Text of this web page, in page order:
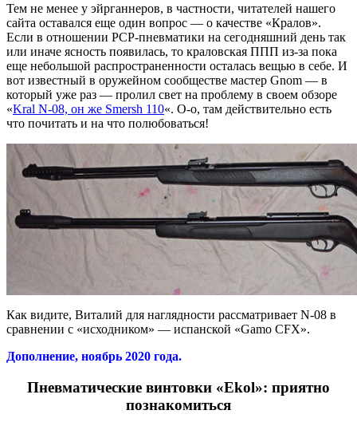
Тем не менее у эйрганнеров, в частности, читателей нашего
сайта оставался еще один вопрос — о качестве «Кралов».
Если в отношении PCP-пневматики на сегодняшний день так
или иначе ясность появилась, то краловская ППП из-за пока
еще небольшой распространенности осталась вещью в себе. И
вот известный в оружейном сообществе мастер Gnom — в
который уже раз — пролил свет на проблему в своем обзоре
«Kral N-08, он же Smersh 110«. О-о, там действительно есть
что почитать и на что полюбоваться!
Как видите, Виталий для наглядности рассматривает N-08 в
сравнении с «исходником» — испанской «Gamo CFX».
Дополнение, ноябрь 2020 года.
Пневматические винтовки «Ekol»: приятно
познакомиться